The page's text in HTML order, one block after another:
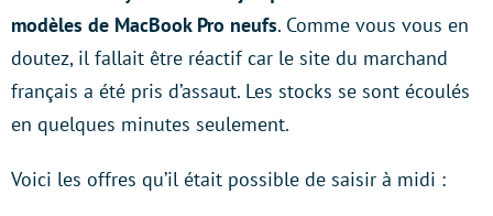
modèles de MacBook Pro neufs. Comme vous vous en
doutez, il fallait être réactif car le site du marchand
français a été pris d’assaut. Les stocks se sont écoulés
en quelques minutes seulement.
Voici les offres qu’il était possible de saisir à midi :